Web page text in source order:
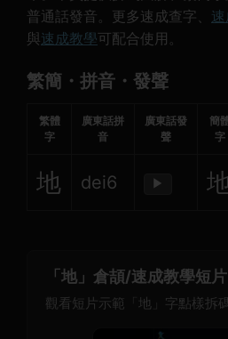
普通話發音。更多速成查字、
與速成教學可配合使用。
繁簡・拼音・發聲
繁體
字
廣東話拼
音
廣東話發
聲
簡
字
地 dei6 ▶
「地」倉頡/速成教學短片
觀看短片示範「地」字點樣拆